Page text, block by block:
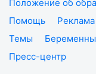
Положение об
Помощь
Темы
Пресс-центр